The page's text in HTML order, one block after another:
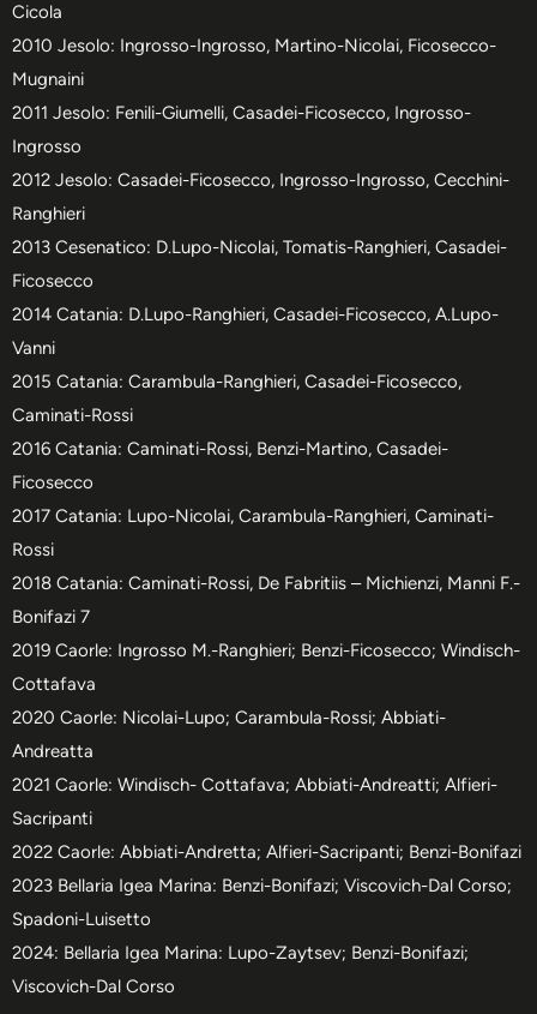
Cicola
2010 Jesolo: Ingrosso-Ingrosso, Martino-Nicolai, Ficosecco-
Mugnaini
2011 Jesolo: Fenili-Giumelli, Casadei-Ficosecco, Ingrosso-
Ingrosso
2012 Jesolo: Casadei-Ficosecco, Ingrosso-Ingrosso, Cecchini-
Ranghieri
2013 Cesenatico: D.Lupo-Nicolai, Tomatis-Ranghieri, Casadei-
Ficosecco
2014 Catania: D.Lupo-Ranghieri, Casadei-Ficosecco, A.Lupo-
Vanni
2015 Catania: Carambula-Ranghieri, Casadei-Ficosecco,
Caminati-Rossi
2016 Catania: Caminati-Rossi, Benzi-Martino, Casadei-
Ficosecco
2017 Catania: Lupo-Nicolai, Carambula-Ranghieri, Caminati-
Rossi
2018 Catania: Caminati-Rossi, De Fabritiis – Michienzi, Manni F.-
Bonifazi 7
2019 Caorle: Ingrosso M.-Ranghieri; Benzi-Ficosecco; Windisch-
Cottafava
2020 Caorle: Nicolai-Lupo; Carambula-Rossi; Abbiati-
Andreatta
2021 Caorle: Windisch- Cottafava; Abbiati-Andreatti; Alfieri-
Sacripanti
2022 Caorle: Abbiati-Andretta; Alfieri-Sacripanti; Benzi-Bonifazi
2023 Bellaria Igea Marina: Benzi-Bonifazi; Viscovich-Dal Corso;
Spadoni-Luisetto
2024: Bellaria Igea Marina: Lupo-Zaytsev; Benzi-Bonifazi;
Viscovich-Dal Corso